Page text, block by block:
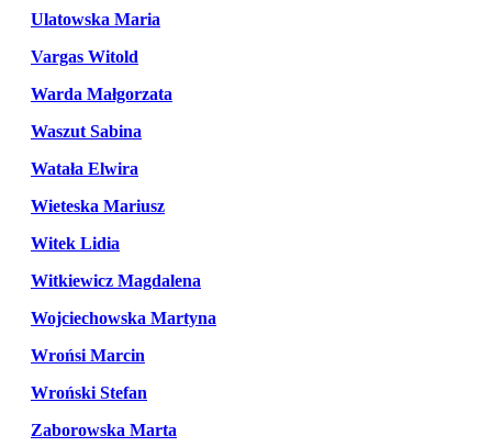
Ulatowska Maria
Vargas Witold
Warda Małgorzata
Waszut Sabina
Watała Elwira
Wieteska Mariusz
Witek Lidia
Witkiewicz Magdalena
Wojciechowska Martyna
Wrońsi Marcin
Wroński Stefan
Zaborowska Marta